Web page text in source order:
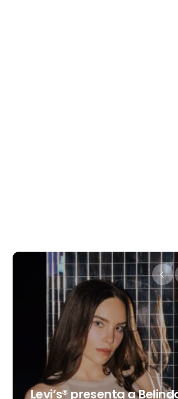
Destino Dos Equis 2026: La
gran celebración sonora